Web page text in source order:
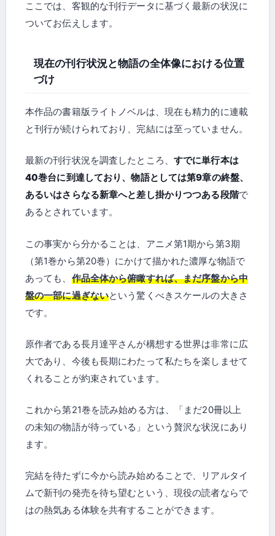
ここでは、客観的な刊行データに基づく最新の状況に
ついてお伝えします。
現在の刊行状況と物語の全体像における位置
づけ
本作品の書籍版ライトノベルは、現在も精力的に連載
と刊行が続けられており、完結には至っていません。
最新の刊行状況を調査したところ、 すでに単行本は
40巻台に到達しており、物語としては第9章の終盤、
あるいはさらなる新章へと差し掛かりつつある段階で
あるとされています。
この事実から分かることは、アニメ第1期から第3期
（第1巻から第20巻）にかけて描かれた濃厚な物語で
あっても、 作品全体から俯瞰すれば、まだ序盤から中
盤の一部に過ぎないという驚くべきスケールの大きさ
です。
原作者である長月達平さんが構想する世界は非常に広
大であり、今後も長期にわたって私たちを楽しませて
くれることが約束されています。
これから第21巻を読み始める方は、「まだ20冊以上
の未知の物語が待っている」という贅沢な状況にあり
ます。
完結を待たずに今から読み始めることで、リアルタイ
ムで新刊の発売を待ち望むという、現役の読者ならで
はの熱気ある体験を共有することができます。